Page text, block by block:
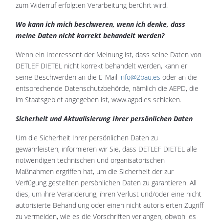
zum Widerruf erfolgten Verarbeitung berührt wird.
Wo kann ich mich beschweren, wenn ich denke, dass
meine Daten nicht korrekt behandelt werden?
Wenn ein Interessent der Meinung ist, dass seine Daten von
DETLEF DIETEL nicht korrekt behandelt werden, kann er
seine Beschwerden an die E-Mail info@2bau.es oder an die
entsprechende Datenschutzbehörde, nämlich die AEPD, die
im Staatsgebiet angegeben ist, www.agpd.es schicken.
Sicherheit und Aktualisierung Ihrer persönlichen Daten
Um die Sicherheit Ihrer persönlichen Daten zu
gewährleisten, informieren wir Sie, dass DETLEF DIETEL alle
notwendigen technischen und organisatorischen
Maßnahmen ergriffen hat, um die Sicherheit der zur
Verfügung gestellten persönlichen Daten zu garantieren. All
dies, um ihre Veränderung, ihren Verlust und/oder eine nicht
autorisierte Behandlung oder einen nicht autorisierten Zugriff
zu vermeiden, wie es die Vorschriften verlangen, obwohl es